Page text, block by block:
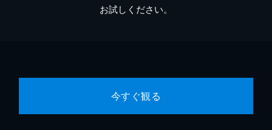
お試しください。
今すぐ観る